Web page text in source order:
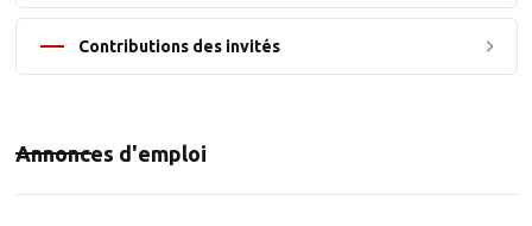
Contributions des invités
Annonces d'emploi